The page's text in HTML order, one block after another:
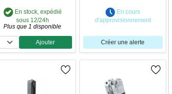
En stock, expédié
sous 12/24h
Plus que 1 disponible
Quantité
Ajouter
En cours
d'approvisionnement
Créer une alerte